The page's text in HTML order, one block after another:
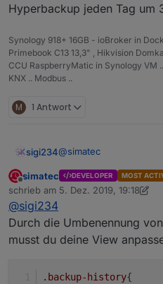
Hyperbackup jeden Tag um
Synology 918+ 16GB - ioBroker in
Primebook C13 13,3" , Hikvision
CCU RaspberryMatic in Synology VM
KNX .. Modbus ..
M 1 Antwort
sigi234@simatec
Hallo, seit dem update
backitup.0.history.html
Muss ich was
Offline
simatec DEVELOPER MOST
schrieb am 5. Dez. 2019, 19:18
zuletzt editiert von simatec12. Mai
@sigi234
Durch die Umbenennung
musst du deine View
.backup-history{